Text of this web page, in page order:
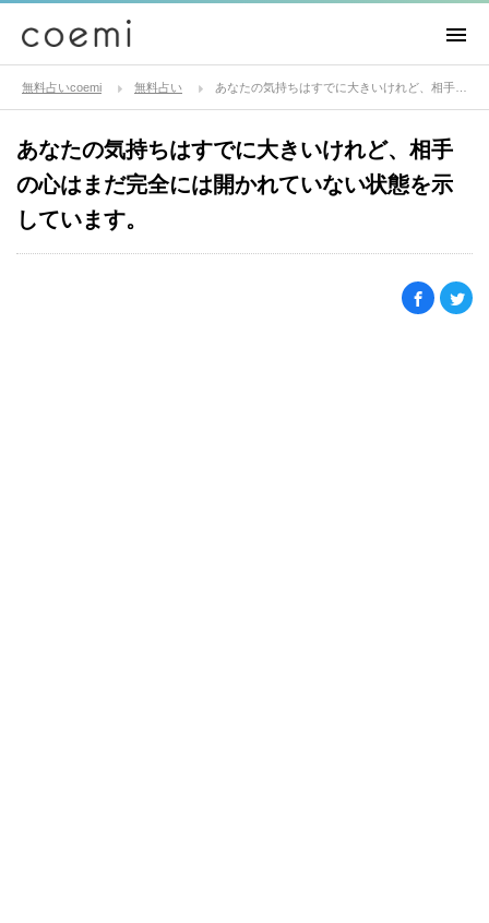
無料占いcoemi 無料占い
あなたの気持ちはすでに大きいけれど、相手
の心はまだ完全には開かれていない状態を示
しています。